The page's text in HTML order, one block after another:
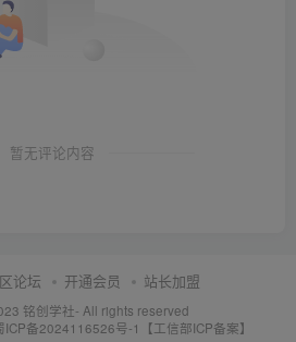
暂无评论内容
论坛 开通会员 站长加盟
铭创学社- All rights reserved
ICP备2024116526号-1【工信部ICP备案】